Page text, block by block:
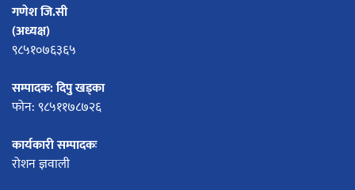
गणेश जि.सी
(अध्यक्ष)
९८५१०७६३६५
सम्पादक: दिपु खड्का
फोन: ९८५११७८७२६
कार्यकारी सम्पादकः
रोशन ज्ञवाली